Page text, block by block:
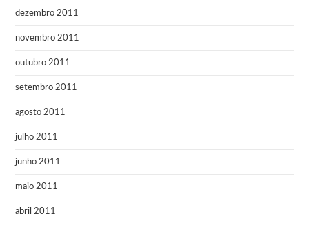
dezembro 2011
novembro 2011
outubro 2011
setembro 2011
agosto 2011
julho 2011
junho 2011
maio 2011
abril 2011